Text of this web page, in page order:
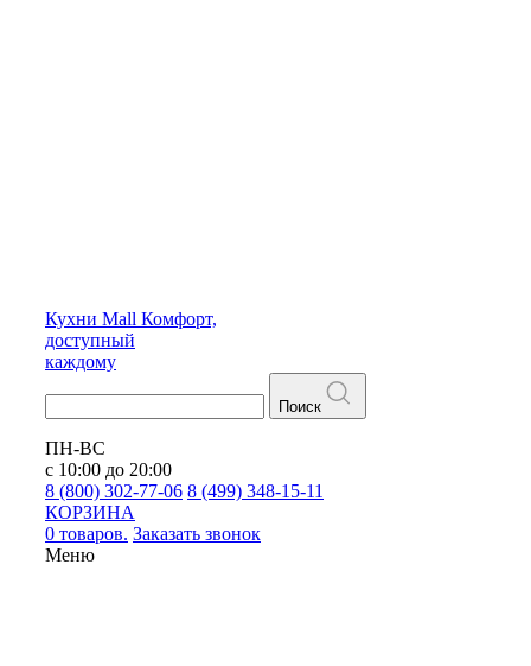
Кухни Mall Комфорт,
доступный
каждому
Поиск
ПН-ВС
с 10:00 до 20:00
8 (800) 302-77-06 8 (499) 348-15-11
КОРЗИНА
0 товаров. Заказать звонок
Меню